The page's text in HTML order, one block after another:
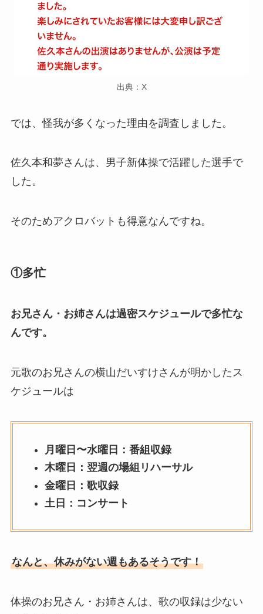
出典：X
では、怪我が多くなった理由を調査しました。
佐久本和夢さんは、男子新体操で活躍した選手で
した。
そのためアクロバットも得意なんですね。
①多忙
お兄さん・お姉さんは過密スケジュールで多忙な
んです。
元歌のお兄さんの横山だいすけさんが明かしたス
ケジュールは
月曜日〜水曜日：番組収録
木曜日：翌週の場組リハーサル
金曜日：歌収録
土日：コンサート
なんと、休みがない週もあるそうです！
体操のお兄さん・お姉さんは、歌の収録は少ない